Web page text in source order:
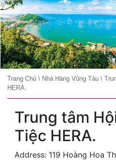
Trang Chủ \ Nhà Hàng Vũng Tàu \
HERA.
Trung tâm
Tiệc HERA.
Address: 119 Hoàng Hoa